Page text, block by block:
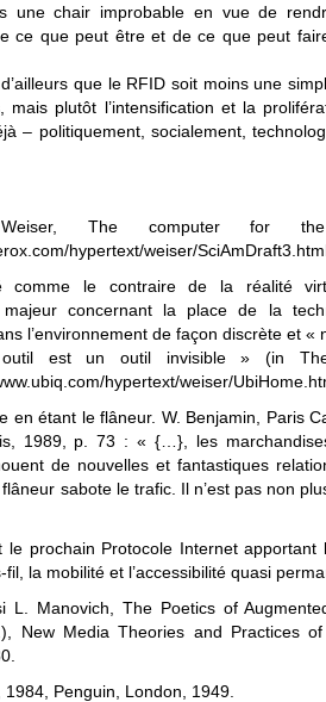
une chair improbable en vue de
ce que peut être et de ce que peut
d’ailleurs que le RFID soit moins une
mais plutôt l’intensification et la
– politiquement, socialement,
The computer for the
hypertext/weiser/
comme le contraire de la réalité
majeur concernant la place de la
l’environnement de façon discrète et «
est un outil invisible » (in
hypertext/weiser/
en étant le flâneur. W. Benjamin, Paris
1989, p. 73 : « {…}, les
de nouvelles et fantastiques
sabote le trafic. Il n’est pas non
le prochain Protocole Internet apportant
fil, la mobilité et l’accessibilité quasi
L. Manovich, The Poetics of
New Media Theories and Practices of
1984, Penguin, London, 1949.